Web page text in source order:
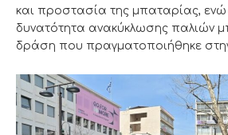
και προστασία της μπαταρίας, ενώ
δυνατότητα ανακύκλωσης παλιών
δράση που πραγματοποιήθηκε στην